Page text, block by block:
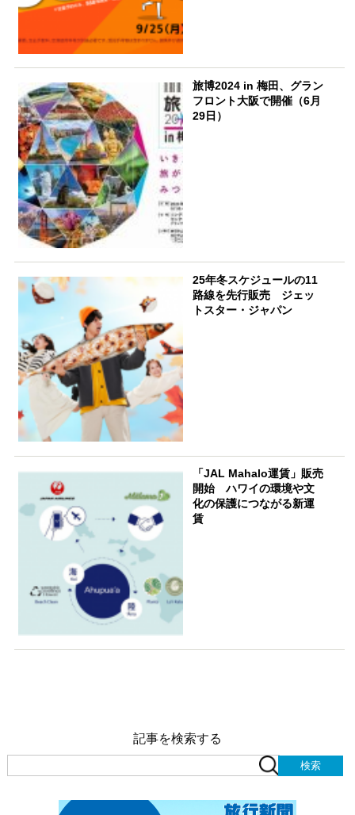
旅博2024 in 梅田、グラン
フロント大阪で開催（6月
29日）
25年冬スケジュールの11
路線を先行販売 ジェッ
トスター・ジャパン
「JAL Mahalo運賃」販売
開始 ハワイの環境や文
化の保護につながる新運
賃
記事を検索する